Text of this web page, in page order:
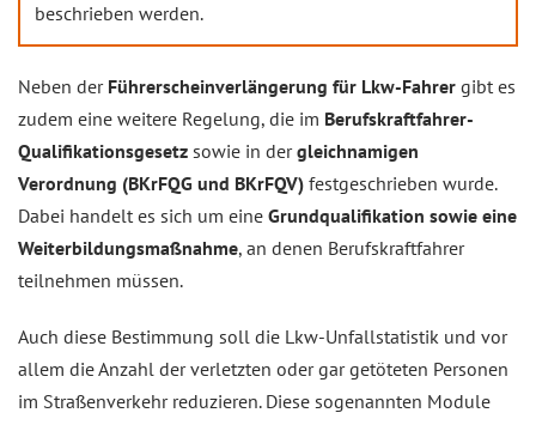
beschrieben werden.
Neben der Führerscheinverlängerung für Lkw-Fahrer gibt es
zudem eine weitere Regelung, die im Berufskraftfahrer-
Qualifikationsgesetz sowie in dergleichnamigen
Verordnung (BKrFQG und BKrFQV) festgeschrieben wurde.
Dabei handelt es sich um eine Grundqualifikation sowie eine
Weiterbildungsmaßnahme, an denen Berufskraftfahrer
teilnehmen müssen.
Auch diese Bestimmung soll die Lkw-Unfallstatistik und vor
allem die Anzahl der verletzten oder gar getöteten Personen
im Straßenverkehr reduzieren. Diese sogenannten Module